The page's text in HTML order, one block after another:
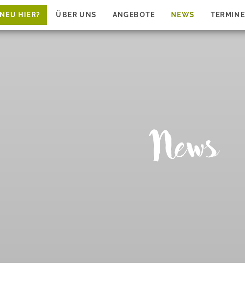
NEU HIER? ÜBER UNS ANGEBOTE NEWS TERMINE
News